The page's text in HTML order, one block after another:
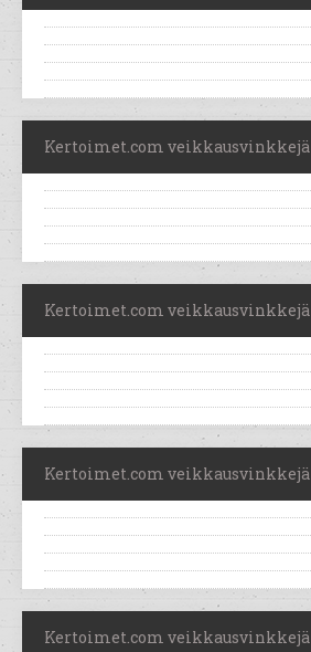
Kertoimet.com veikkausvinkkejä
Kertoimet.com veikkausvinkkejä
Kertoimet.com veikkausvinkkejä
Kertoimet.com veikkausvinkkejä